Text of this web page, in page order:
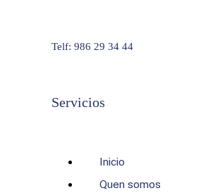
Telf: 986 29 34 44
Servicios
Inicio
Quen somos